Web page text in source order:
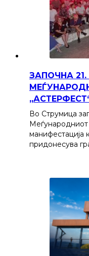
ЗАПОЧНА
Во Струмица
Меѓународниот
манифестација
придонесува